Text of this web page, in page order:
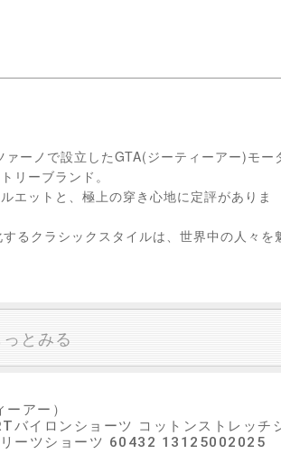
ーノで設立したGTA(ジーティーアー)モー
リーブランド。
エットと、極上の穿き心地に定評がありま
るクラシックスタイルは、世界中の人々を
とみる
アー）
バイロンショーツ コットンストレッチ
リーツショーツ 60432 13125002025